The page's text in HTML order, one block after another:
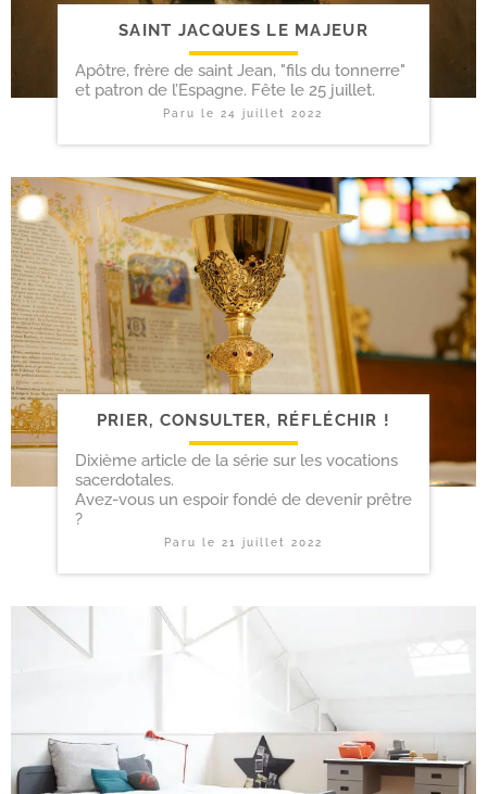
SAINT JACQUES LE MAJEUR
Apôtre, frère de saint Jean, "fils du tonnerre"
et patron de l’Espagne. Fête le 25 juillet.
Paru le24 juillet 2022
PRIER, CONSULTER, RÉFLÉCHIR !
Dixième article de la série sur les vocations
sacerdotales.
Avez-vous un espoir fondé de devenir prêtre
?
Paru le 21 juillet 2022